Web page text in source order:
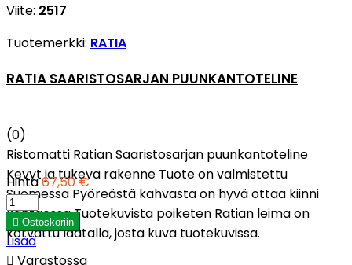
Viite: 2517
Tuotemerkki: RATIA
RATIA SAARISTOSARJAN PUUNKANTOTELINE
(0)
Ristomatti Ratian Saaristosarjan puunkantoteline
Kevyt ja tukeva rakenne Tuote on valmistettu
Suomessa Pyöreästä kahvasta on hyvä ottaa kiinni
kantaessa Tuotekuvista poiketen Ratian leima on
korvattu laatalla, josta kuva tuotekuvissa.
Hinta67,50 €
 Ostoskoriin
Lisää
 Varastossa